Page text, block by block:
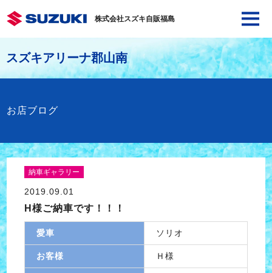
株式会社スズキ自販福島
スズキアリーナ郡山南
お店ブログ
納車ギャラリー
2019.09.01
H様ご納車です！！！
愛車 ソリオ
お客様 Ｈ様